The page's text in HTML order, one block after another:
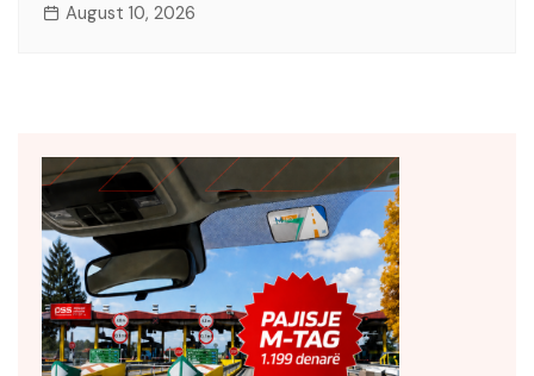
August 10, 2026